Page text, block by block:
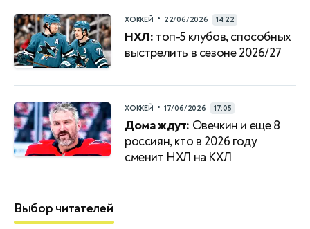
ХОККЕЙ • 22/06/2026 14:22
НХЛ: топ-5 клубов, способных
выстрелить в сезоне 2026/27
ХОККЕЙ • 17/06/2026 17:05
Дома ждут: Овечкин и еще 8
россиян, кто в 2026 году
сменит НХЛ на КХЛ
Выбор читателей